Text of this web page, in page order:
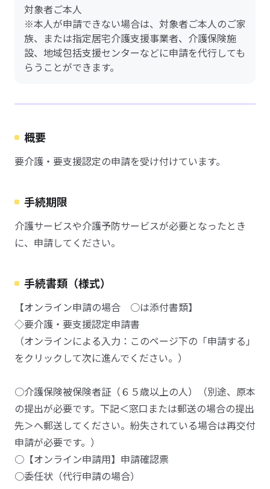
対象者ご本人
※本人が申請できない場合は、対象者ご本人のご家
族、または指定居宅介護支援事業者、介護保険施
設、地域包括支援センターなどに申請を代行しても
らうことができます。
概要
要介護・要支援認定の申請を受け付けています。
手続期限
介護サービスや介護予防サービスが必要となったとき
に、申請してください。
手続書類（様式）
【オンライン申請の場合 ○は添付書類】
◇要介護・要支援認定申請書
（オンラインによる入力：このページ下の「申請する」
をクリックして次に進んでください。）
○介護保険被保険者証（６５歳以上の人）（別途、原本
の提出が必要です。下記＜窓口または郵送の場合の提出
先＞へ郵送してください。紛失されている場合は再交付
申請が必要です。）
○【オンライン申請用】申請確認票
○委任状（代行申請の場合）